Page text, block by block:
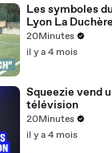
Les symboles
Lyon La Duchère
20Minutes
il y a 4 mois
Squeezie vend
télévision
20Minutes
il y a 4 mois